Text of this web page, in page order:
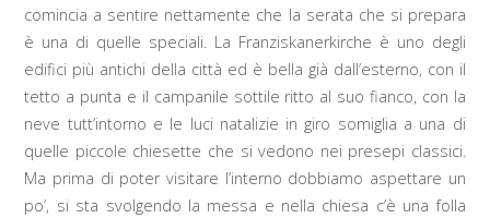
comincia a sentire nettamente che la serata che si prepara
è una di quelle speciali. La Franziskanerkirche è uno degli
edifici più antichi della città ed è bella già dall’esterno, con il
tetto a punta e il campanile sottile ritto al suo fianco, con la
neve tutt’intorno e le luci natalizie in giro somiglia a una di
quelle piccole chiesette che si vedono nei presepi classici.
Ma prima di poter visitare l’interno dobbiamo aspettare un
po’, si sta svolgendo la messa e nella chiesa c’è una folla